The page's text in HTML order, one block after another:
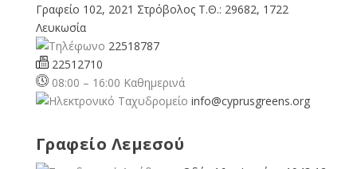
Γραφείο 102, 2021 Στρόβολος Τ.Θ.: 29682, 1722
Λευκωσία
22518787
22512710
08:00 – 16:00 Καθημερινά
info@cyprusgreens.org
Γραφείο Λεμεσού